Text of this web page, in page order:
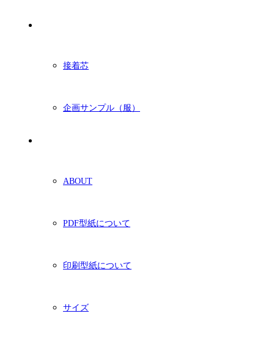
接着芯
企画サンプル（服）
ABOUT
PDF型紙について
印刷型紙について
サイズ